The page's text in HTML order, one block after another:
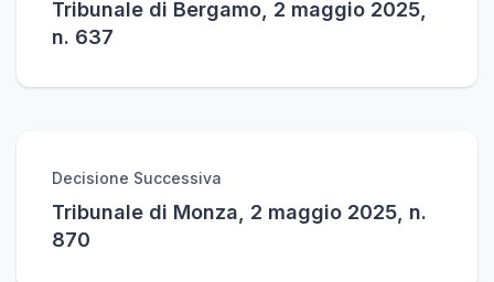
Tribunale di Bergamo, 2 maggio 2025,
n. 637
Decisione Successiva
Tribunale di Monza, 2 maggio 2025, n.
870